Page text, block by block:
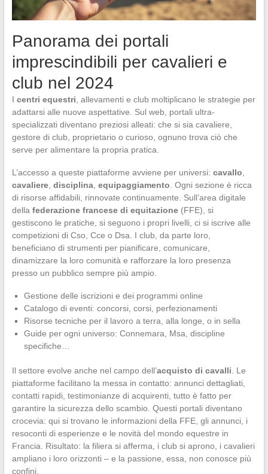
Panorama dei portali
imprescindibili per cavalieri e
club nel 2024
I centri equestri , allevamenti e club moltiplicano le strategie per
adattarsi alle nuove aspettative. Sul web, portali ultra-
specializzati diventano preziosi alleati: che si sia cavaliere,
gestore di club, proprietario o curioso, ognuno trova ciò che
serve per alimentare la propria pratica.
L’accesso a queste piattaforme avviene per universi: cavallo
cavaliere, disciplina, equipaggiamento . Ogni sezione è ricca
di risorse affidabili, rinnovate continuamente. Sull’area digitale
della federazione francese di equitazione(FFE), si
gestiscono le pratiche, si seguono i propri livelli, ci si iscrive alle
competizioni di Cso, Cce o Dsa. I club, da parte loro,
beneficiano di strumenti per pianificare, comunicare,
dinamizzare la loro comunità e rafforzare la loro presenza
presso un pubblico sempre più ampio.
Gestione delle iscrizioni e dei programmi online
Catalogo di eventi: concorsi, corsi, perfezionamenti
Risorse tecniche per il lavoro a terra, alla longe, o in sella
Guide per ogni universo: Connemara, Msa, discipline
specifiche…
Il settore evolve anche nel campo dell’acquisto di cavalli . Le
piattaforme facilitano la messa in contatto: annunci dettagliati,
contatti rapidi, testimonianze di acquirenti, tutto è fatto per
garantire la sicurezza dello scambio. Questi portali diventano
crocevia: qui si trovano le informazioni della FFE, gli annunci, i
resoconti di esperienze e le novità del mondo equestre in
Francia. Risultato: la filiera si afferma, i club si aprono, i cavalieri
ampliano i loro orizzonti – e la passione, essa, non conosce più
confini.